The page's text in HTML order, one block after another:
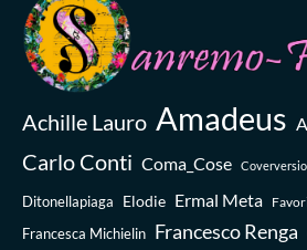
Achille Lauro Amadeus
Carlo Conti Coma_Cose
Ditonellapiaga Elodie Ermal Meta
Francesca Michielin Francesco Renga